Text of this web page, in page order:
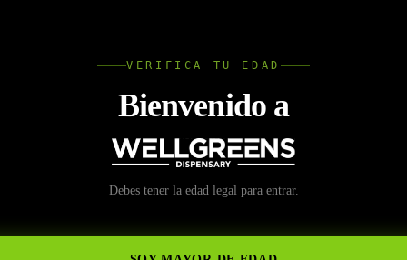
VERIFICA TU EDAD
Bienvenido a
Debes tener la edad legal para entrar.
con
como Wellgreens,